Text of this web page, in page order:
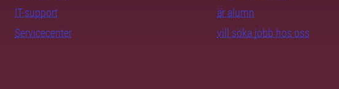
IT-support
Servicecenter
är alumn
vill söka jobb hos oss